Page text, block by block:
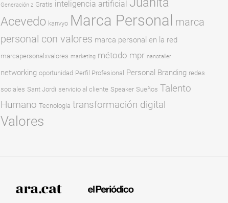
Generación z Gratis inteligencia artificial
Acevedo kanvyo Marca Personal marca
personal con valores marca personal en la red
marcapersonalxvalores marketing método mpr nanotaller
networking oportunidad Perfil Profesional Personal Branding redes
sociales Sant Jordi servicio al cliente Speaker Sueños Talento
Humano Tecnología transformación digital
Valores